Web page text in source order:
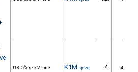
USD České Vrbné K1M sjezd 4. 4/ZS